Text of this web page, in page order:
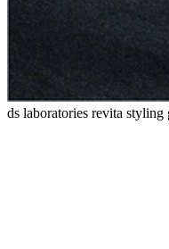
ds laboratories revita styling